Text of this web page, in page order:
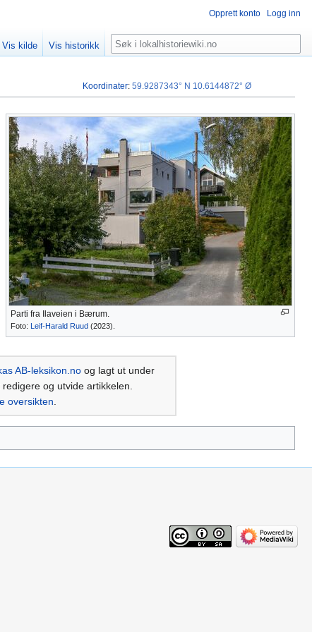
Parti fra Ilaveien i Bærum.
Foto: Leif-Harald Ruud (2023).
Koordinater:59.9287343° N 10.6144872° Ø
AB-leksikon.no og lagt ut under
og utvide artikkelen.
oversikten
Opprett konto Logg inn
Vis kilde Vis historikk Søk